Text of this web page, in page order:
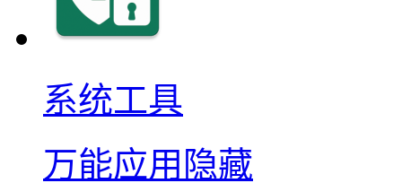
系统工具
万能应用隐藏